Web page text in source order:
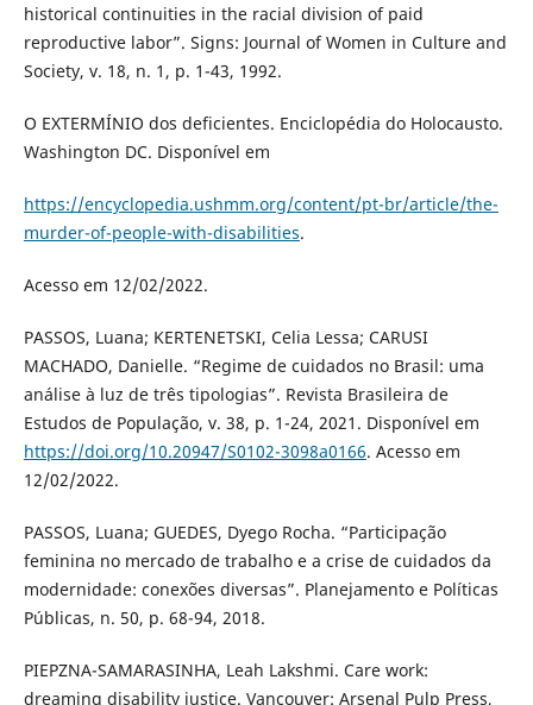
historical continuities in the racial division of paid
reproductive labor”. Signs: Journal of Women in Culture and
Society, v. 18, n. 1, p. 1-43, 1992.
O EXTERMÍNIO dos deficientes. Enciclopédia do Holocausto.
Washington DC. Disponível em
https://encyclopedia.ushmm.org/content/pt-br/article/the-
murder-of-people-with-disabilities.
Acesso em 12/02/2022.
PASSOS, Luana; KERTENETSKI, Celia Lessa; CARUSI
MACHADO, Danielle. “Regime de cuidados no Brasil: uma
análise à luz de três tipologias”. Revista Brasileira de
Estudos de População, v. 38, p. 1-24, 2021. Disponível em
https://doi.org/10.20947/S0102-3098a0166. Acesso em
12/02/2022.
PASSOS, Luana; GUEDES, Dyego Rocha. “Participação
feminina no mercado de trabalho e a crise de cuidados da
modernidade: conexões diversas”. Planejamento e Políticas
Públicas, n. 50, p. 68-94, 2018.
PIEPZNA-SAMARASINHA, Leah Lakshmi. Care work:
dreaming disability justice. Vancouver: Arsenal Pulp Press,